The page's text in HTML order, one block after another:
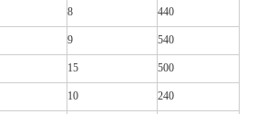
8 440
9 540
15 500
10 240